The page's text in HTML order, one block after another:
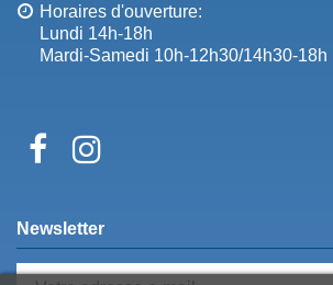
Horaires d'ouverture:
Lundi 14h-18h
Mardi-Samedi 10h-12h30/14h30-18h
Newsletter